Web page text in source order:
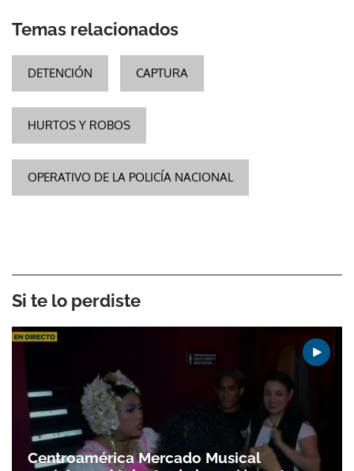
Temas relacionados
DETENCIÓN CAPTURA
HURTOS Y ROBOS
OPERATIVO DE LA POLICÍA NACIONAL
Si te lo perdiste
Centroamérica Mercado Musical